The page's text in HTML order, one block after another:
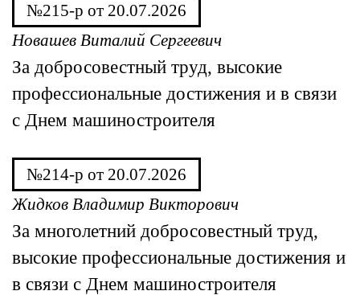
№215-р от 20.07.2026
Новашев Виталий Сергеевич
За добросовестный труд, высокие
профессиональные достижения и в связи
с Днем машиностроителя
№214-р от 20.07.2026
Жидков Владимир Викторович
За многолетний добросовестный труд,
высокие профессиональные достижения и
в связи с Днем машиностроителя